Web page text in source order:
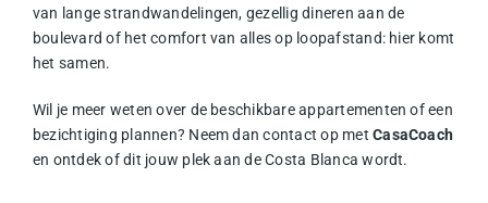
van lange strandwandelingen, gezellig dineren aan de
boulevard of het comfort van alles op loopafstand: hier komt
het samen.
Wil je meer weten over de beschikbare appartementen of een
bezichtiging plannen? Neem dan contact op metCasaCoach
en ontdek of dit jouw plek aan de Costa Blanca wordt.